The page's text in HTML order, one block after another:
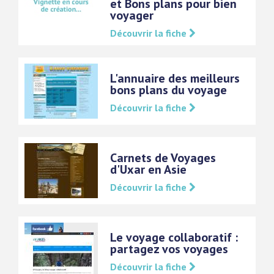
et Bons plans pour bien
voyager
Découvrir la fiche
L'annuaire des meilleurs
bons plans du voyage
Découvrir la fiche
Carnets de Voyages
d'Uxar en Asie
Découvrir la fiche
Le voyage collaboratif :
partagez vos voyages
Découvrir la fiche